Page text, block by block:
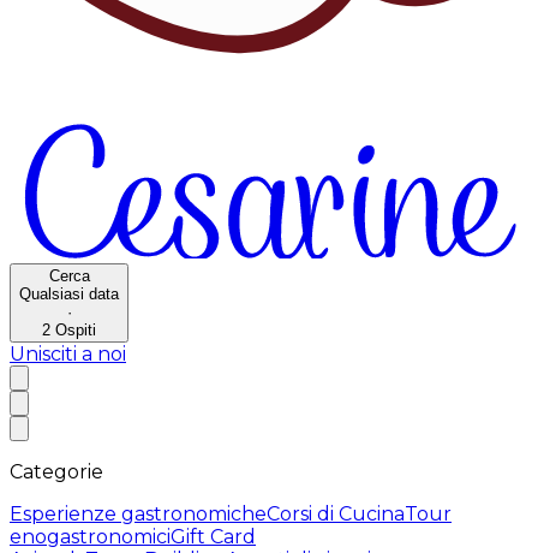
Cerca
Qualsiasi data
·
2 Ospiti
Unisciti a noi
Categorie
Esperienze gastronomicheCorsi di CucinaTour
enogastronomiciGift Card